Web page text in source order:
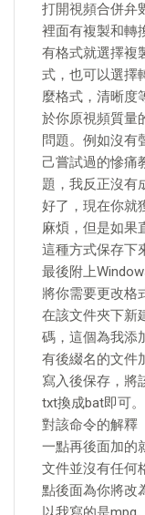
打開視頻合併弁
裡面有複製和轉
有格式就選擇複
式，也可以選擇
麼格式，清晰度
於你原視頻質量
問題。例如沒有
己嘗試過的慘痛
題，我反正沒有
好了，現在你就
麻煩，但是如果
這種方式保存下
最後附上
將你需要更改格
在該文件夾下新
碼，這個為我添
有後綴名的文件
寫入後保存，將
txt換成bat即可
對該命令的解釋
一點再後面加的
文件並沒有任何
點後面為你將改